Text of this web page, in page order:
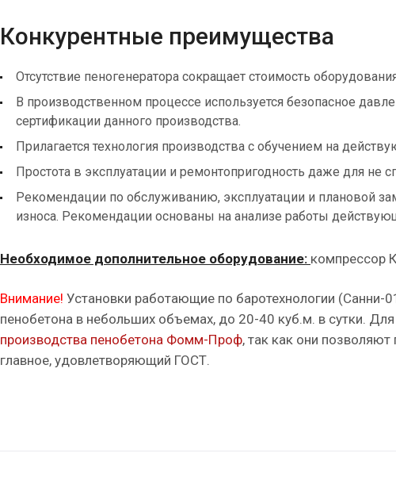
Конкурентные преимущества
Отсутствие пеногенератора сокращает стоимость
В производственном процессе используется безопасное
сертификации данного производства.
Прилагается технология производства с обучением на
Простота в эксплуатации и ремонтопригодность даже для не
Рекомендации по обслуживанию, эксплуатации и плановой
износа. Рекомендации основаны на анализе работы
Необходимое дополнительное оборудование: компрессор
Внимание! Установки работающие по баротехнологии (Санни-
пенобетона в небольших объемах, до 20-40 куб.м. в сутки.
производства пенобетона Фомм-Проф, так как они
главное, удовлетворяющий ГОСТ.